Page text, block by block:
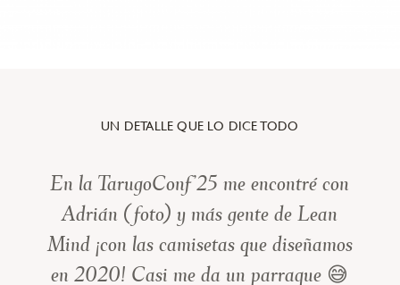
UN DETALLE QUE LO DICE TODO
En la TarugoConf’25 me encontré con
Adrián (foto) y más gente de Lean
Mind ¡con las camisetas que diseñamos
en 2020! Casi me da un parraque 😅